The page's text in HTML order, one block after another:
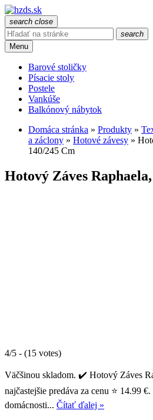
search close
search
Menu
Barové stoličky
Písacie stoly
Postele
Vankúše
Balkónový nábytok
Domáca stránka » Produkty »
a záclony » Hotové závesy »
140/245 Cm
Hotový Záves
4/5 - (15 votes)
Väčšinou skladom. ✔️ Hotový Záves
najčastejšie predáva za cenu ⭐ 14.99
domácnosti... Čítať ďalej »